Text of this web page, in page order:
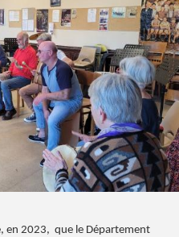
en 2023, que le Département